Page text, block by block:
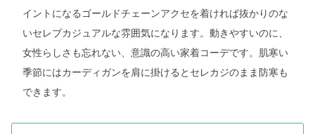
イントになるゴールドチェーンアクセを着ければ抜かりのな
いセレブカジュアルな雰囲気になります。動きやすいのに、
女性らしさも忘れない、意識の高い家着コーデです。肌寒い
季節にはカーディガンを肩に掛けるとセレカジのまま防寒も
できます。